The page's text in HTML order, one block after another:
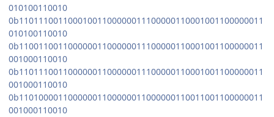
010100110010
0b11011100110001001100000011100000110001001100000011
010100110010
0b11001100110000001100000011100000110001001100000011
001000110010
0b11011100110000001100000011100000110001001100000011
001000110010
0b11010000110000001100000011000000110011001100000011
001000110010